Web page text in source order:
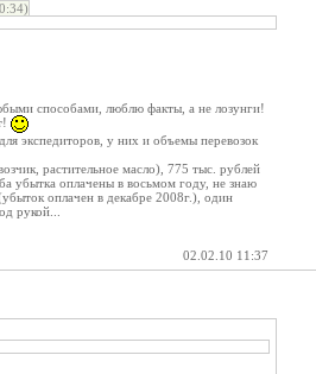
способами, люблю факты, а не лозунги!
экспедиторов, у них и объемы перевозок
растительное масло), 775 тыс. рублей
убытка оплачены в восьмом году, не знаю
оплачен в декабре 2008г.), один
рукой...
02.02.10 11:37